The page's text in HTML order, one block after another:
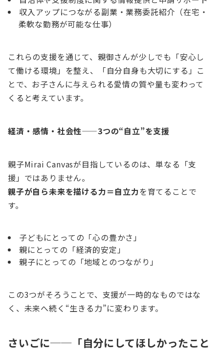
収入アップにつながる副業・業務委託紹介（在宅・
柔軟な勤務が可能な仕事）
これらの支援を通じて、親御さんが少しでも「安心し
て働ける環境」を整え、「自分自身も大切にする」こ
とで、お子さんに与えられる愛情の質や量も変わって
くると考えています。
経済・感情・社会性——3つの“自立”を支援
親子Mirai Canvasが目指しているのは、単なる「支
援」ではありません。
親子が自ら未来を描ける力＝自立力を育てることで
す。
子どもにとっての「心の豊かさ」
親にとっての「経済的安定」
親子にとっての「地域とのつながり」
この3つがそろうことで、支援が一時的なものではな
く、未来へ続く“生きる力”に変わります。
さいごに──「自分にしてほしかったこと